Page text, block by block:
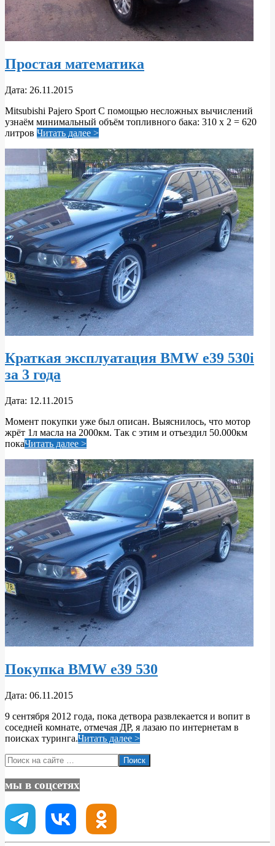
Простая математика
2015-
26
Дата: 26.11.2015
Mitsubishi Pajero Sport С помощью несложных вычислений
узнаём минимальный объём топливного бака: 310 х 2 = 620
литров Читать далее >
Краткая эксплуатация BMW e39 530i
за 3 года
2015-
12
Дата: 12.11.2015
Момент покупки уже был описан. Выяснилось, что мотор
жрёт 1л масла на 2000км. Так с этим и отъездил 50.000км
покаЧитать далее >
Покупка BMW e39 530
2015-
06
Дата: 06.11.2015
9 сентября 2012 года, пока детвора развлекается и вопит в
соседней комнате, отмечая ДР, я лазаю по интернетам в
поисках туринга.Читать далее >
Поиск
мы в соцсетях